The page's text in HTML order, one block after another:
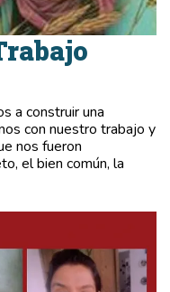
a construir una
con nuestro trabajo y
nos fueron
el bien común, la